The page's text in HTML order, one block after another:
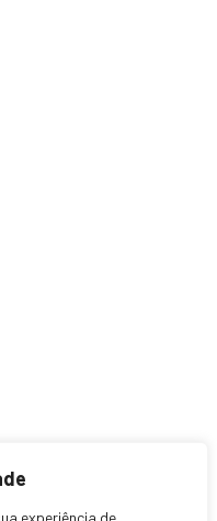
experiência de